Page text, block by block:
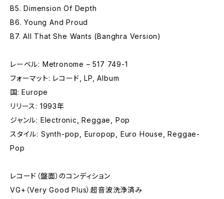
B5. Dimension Of Depth
B6. Young And Proud
B7. All That She Wants (Banghra Version)
レーベル: Metronome – 517 749-1
フォーマット: レコード, LP, Album
国: Europe
リリース: 1993年
ジャンル: Electronic, Reggae, Pop
スタイル: Synth-pop, Europop, Euro House, Reggae-
Pop
レコード（盤面）のコンディション
VG+（Very Good Plus）超音波洗浄済み